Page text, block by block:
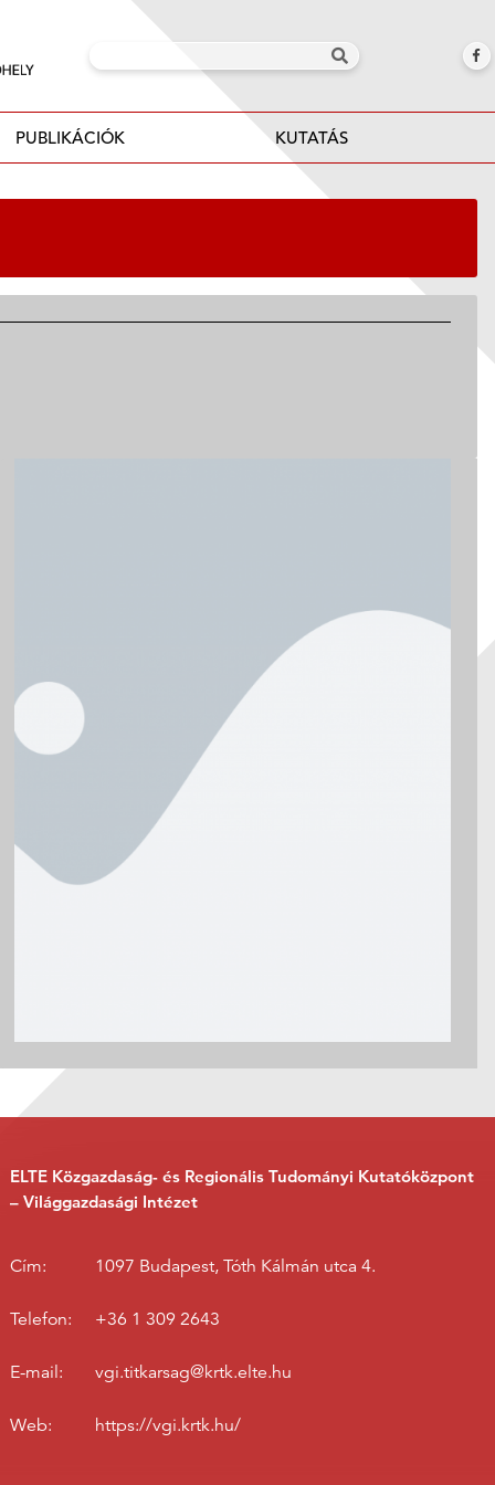
PUBLIKÁCIÓK KUTATÁS
ELTE Közgazdaság- és Regionális Tudományi Kutatóközpont
– Világgazdasági Intézet
Cím: 1097 Budapest, Tóth Kálmán utca 4.
Telefon: +36 1 309 2643
E-mail: vgi.titkarsag@krtk.elte.hu
Web: https://vgi.krtk.hu/